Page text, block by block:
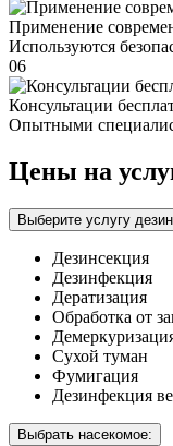
Применение
Используются
06
Консультации
Опытными
Цены на
Выберите услугу
Дезинсекция
Дезинфекция
Дератизация
Обработка от
Сухой туман
Фумигация
Дезинфекция
Выбрать насекомое: